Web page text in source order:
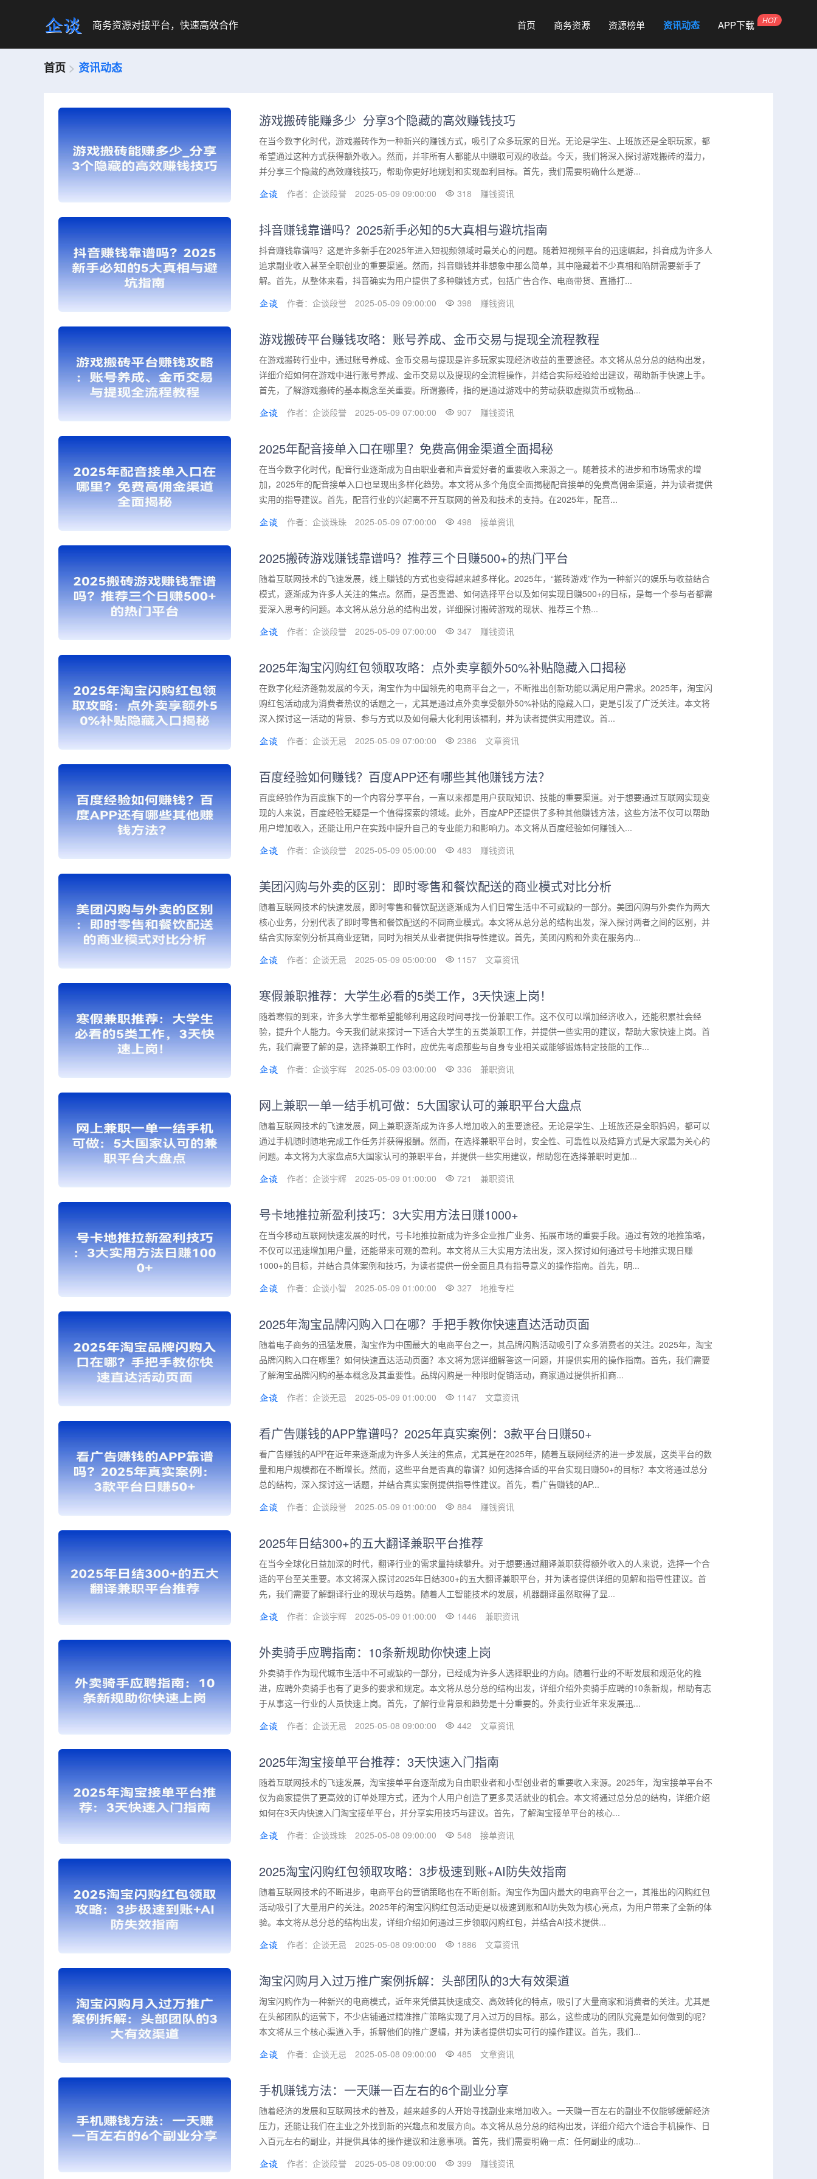
商务资源对接平台，快速高效合作 首页 商务资源 资源榜单 资讯动态 APP下载
首页 > 资讯动态
游戏搬砖能赚多少_分享3个隐藏的高效赚钱技巧
在当今数字化时代，游戏搬砖作为一种新兴的赚钱方式，吸引了众多玩家的目光。无论是学生、上班族还是全职玩家，都
希望通过这种方式获得额外收入。然而，并非所有人都能从中赚取可观的收益。今天，我们将深入探讨游戏搬砖的潜力，
并分享三个隐藏的高效赚钱技巧，帮助你更好地规划和实现盈利目标。首先，我们需要明确什么是游...
作者：企谈段誉
2025-05-09 09:00:00 318 赚钱资讯
抖音赚钱靠谱吗？2025新手必知的5大真相与避坑指南
抖音赚钱靠谱吗？这是许多新手在2025年进入短视频领域时最关心的问题。随着短视频平台的迅速崛起，抖音成为许多人
追求副业收入甚至全职创业的重要渠道。然而，抖音赚钱并非想象中那么简单，其中隐藏着不少真相和陷阱需要新手了
解。首先，从整体来看，抖音确实为用户提供了多种赚钱方式，包括广告合作、电商带货、直播打...
作者：企谈段誉
2025-05-09 09:00:00 398 赚钱资讯
游戏搬砖平台赚钱攻略：账号养成、金币交易与提现全流程教程
在游戏搬砖行业中，通过账号养成、金币交易与提现是许多玩家实现经济收益的重要途径。本文将从总分总的结构出发，
详细介绍如何在游戏中进行账号养成、金币交易以及提现的全流程操作，并结合实际经验给出建议，帮助新手快速上手。
首先，了解游戏搬砖的基本概念至关重要。所谓搬砖，指的是通过游戏中的劳动获取虚拟货币或物品...
作者：企谈段誉
2025-05-09 07:00:00 907 赚钱资讯
2025年配音接单入口在哪里？免费高佣金渠道全面揭秘
在当今数字化时代，配音行业逐渐成为自由职业者和声音爱好者的重要收入来源之一。随着技术的进步和市场需求的增
加，2025年的配音接单入口也呈现出多样化趋势。本文将从多个角度全面揭秘配音接单的免费高佣金渠道，并为读者提供
实用的指导建议。首先，配音行业的兴起离不开互联网的普及和技术的支持。在2025年，配音...
作者：企谈珠珠
2025-05-09 07:00:00 498 接单资讯
2025搬砖游戏赚钱靠谱吗？推荐三个日赚500+的热门平台
随着互联网技术的飞速发展，线上赚钱的方式也变得越来越多样化。2025年，“搬砖游戏”作为一种新兴的娱乐与收益结合
模式，逐渐成为许多人关注的焦点。然而，是否靠谱、如何选择平台以及如何实现日赚500+的目标，是每一个参与者都需
要深入思考的问题。本文将从总分总的结构出发，详细探讨搬砖游戏的现状、推荐三个热...
作者：企谈段誉
2025-05-09 07:00:00 347 赚钱资讯
2025年淘宝闪购红包领取攻略：点外卖享额外50%补贴隐藏入口揭秘
在数字化经济蓬勃发展的今天，淘宝作为中国领先的电商平台之一，不断推出创新功能以满足用户需求。2025年，淘宝闪
购红包活动成为消费者热议的话题之一，尤其是通过点外卖享受额外50%补贴的隐藏入口，更是引发了广泛关注。本文将
深入探讨这一活动的背景、参与方式以及如何最大化利用该福利，并为读者提供实用建议。首...
作者：企谈无忌
2025-05-09 07:00:00 2386 文章资讯
百度经验如何赚钱？百度APP还有哪些其他赚钱方法？
百度经验作为百度旗下的一个内容分享平台，一直以来都是用户获取知识、技能的重要渠道。对于想要通过互联网实现变
现的人来说，百度经验无疑是一个值得探索的领域。此外，百度APP还提供了多种其他赚钱方法，这些方法不仅可以帮助
用户增加收入，还能让用户在实践中提升自己的专业能力和影响力。本文将从百度经验如何赚钱入...
作者：企谈段誉
2025-05-09 05:00:00 483 赚钱资讯
美团闪购与外卖的区别：即时零售和餐饮配送的商业模式对比分析
随着互联网技术的快速发展，即时零售和餐饮配送逐渐成为人们日常生活中不可或缺的一部分。美团闪购与外卖作为两大
核心业务，分别代表了即时零售和餐饮配送的不同商业模式。本文将从总分总的结构出发，深入探讨两者之间的区别，并
结合实际案例分析其商业逻辑，同时为相关从业者提供指导性建议。首先，美团闪购和外卖在服务内...
作者：企谈无忌
2025-05-09 05:00:00 1157 文章资讯
寒假兼职推荐：大学生必看的5类工作，3天快速上岗！
随着寒假的到来，许多大学生都希望能够利用这段时间寻找一份兼职工作。这不仅可以增加经济收入，还能积累社会经
验，提升个人能力。今天我们就来探讨一下适合大学生的五类兼职工作，并提供一些实用的建议，帮助大家快速上岗。首
先，我们需要了解的是，选择兼职工作时，应优先考虑那些与自身专业相关或能够锻炼特定技能的工作...
作者：企谈宇辉
2025-05-09 03:00:00 336 兼职资讯
网上兼职一单一结手机可做：5大国家认可的兼职平台大盘点
随着互联网技术的飞速发展，网上兼职逐渐成为许多人增加收入的重要途径。无论是学生、上班族还是全职妈妈，都可以
通过手机随时随地完成工作任务并获得报酬。然而，在选择兼职平台时，安全性、可靠性以及结算方式是大家最为关心的
问题。本文将为大家盘点5大国家认可的兼职平台，并提供一些实用建议，帮助您在选择兼职时更加...
作者：企谈宇辉
2025-05-09 01:00:00 721 兼职资讯
号卡地推拉新盈利技巧：3大实用方法日赚1000+
在当今移动互联网快速发展的时代，号卡地推拉新成为许多企业推广业务、拓展市场的重要手段。通过有效的地推策略，
不仅可以迅速增加用户量，还能带来可观的盈利。本文将从三大实用方法出发，深入探讨如何通过号卡地推实现日赚
1000+的目标，并结合具体案例和技巧，为读者提供一份全面且具有指导意义的操作指南。首先，明...
作者：企谈小智
2025-05-09 01:00:00 327 地推专栏
2025年淘宝品牌闪购入口在哪？手把手教你快速直达活动页面
随着电子商务的迅猛发展，淘宝作为中国最大的电商平台之一，其品牌闪购活动吸引了众多消费者的关注。2025年，淘宝
品牌闪购入口在哪里？如何快速直达活动页面？本文将为您详细解答这一问题，并提供实用的操作指南。首先，我们需要
了解淘宝品牌闪购的基本概念及其重要性。品牌闪购是一种限时促销活动，商家通过提供折扣商...
作者：企谈无忌
2025-05-09 01:00:00 1147 文章资讯
看广告赚钱的APP靠谱吗？2025年真实案例：3款平台日赚50+
看广告赚钱的APP在近年来逐渐成为许多人关注的焦点，尤其是在2025年，随着互联网经济的进一步发展，这类平台的数
量和用户规模都在不断增长。然而，这些平台是否真的靠谱？如何选择合适的平台实现日赚50+的目标？本文将通过总分
总的结构，深入探讨这一话题，并结合真实案例提供指导性建议。首先，看广告赚钱的AP...
作者：企谈段誉
2025-05-09 01:00:00 884 赚钱资讯
2025年日结300+的五大翻译兼职平台推荐
在当今全球化日益加深的时代，翻译行业的需求量持续攀升。对于想要通过翻译兼职获得额外收入的人来说，选择一个合
适的平台至关重要。本文将深入探讨2025年日结300+的五大翻译兼职平台，并为读者提供详细的见解和指导性建议。首
先，我们需要了解翻译行业的现状与趋势。随着人工智能技术的发展，机器翻译虽然取得了显...
作者：企谈宇辉
2025-05-09 01:00:00 1446 兼职资讯
外卖骑手应聘指南：10条新规助你快速上岗
外卖骑手作为现代城市生活中不可或缺的一部分，已经成为许多人选择职业的方向。随着行业的不断发展和规范化的推
进，应聘外卖骑手也有了更多的要求和规定。本文将从总分总的结构出发，详细介绍外卖骑手应聘的10条新规，帮助有志
于从事这一行业的人员快速上岗。首先，了解行业背景和趋势是十分重要的。外卖行业近年来发展迅...
作者：企谈无忌
2025-05-08 09:00:00 442 文章资讯
2025年淘宝接单平台推荐：3天快速入门指南
随着互联网技术的飞速发展，淘宝接单平台逐渐成为自由职业者和小型创业者的重要收入来源。2025年，淘宝接单平台不
仅为商家提供了更高效的订单处理方式，还为个人用户创造了更多灵活就业的机会。本文将通过总分总的结构，详细介绍
如何在3天内快速入门淘宝接单平台，并分享实用技巧与建议。首先，了解淘宝接单平台的核心...
作者：企谈珠珠
2025-05-08 09:00:00 548 接单资讯
2025淘宝闪购红包领取攻略：3步极速到账+AI防失效指南
随着互联网技术的不断进步，电商平台的营销策略也在不断创新。淘宝作为国内最大的电商平台之一，其推出的闪购红包
活动吸引了大量用户的关注。2025年的淘宝闪购红包活动更是以极速到账和AI防失效为核心亮点，为用户带来了全新的体
验。本文将从总分总的结构出发，详细介绍如何通过三步领取闪购红包，并结合AI技术提供...
作者：企谈无忌
2025-05-08 09:00:00 1886 文章资讯
淘宝闪购月入过万推广案例拆解：头部团队的3大有效渠道
淘宝闪购作为一种新兴的电商模式，近年来凭借其快速成交、高效转化的特点，吸引了大量商家和消费者的关注。尤其是
在头部团队的运营下，不少店铺通过精准推广策略实现了月入过万的目标。那么，这些成功的团队究竟是如何做到的呢？
本文将从三个核心渠道入手，拆解他们的推广逻辑，并为读者提供切实可行的操作建议。首先，我们...
作者：企谈无忌
2025-05-08 09:00:00 485 文章资讯
手机赚钱方法：一天赚一百左右的6个副业分享
随着经济的发展和互联网技术的普及，越来越多的人开始寻找副业来增加收入。一天赚一百左右的副业不仅能够缓解经济
压力，还能让我们在主业之外找到新的兴趣点和发展方向。本文将从总分总的结构出发，详细介绍六个适合手机操作、日
入百元左右的副业，并提供具体的操作建议和注意事项。首先，我们需要明确一点：任何副业的成功...
作者：企谈段誉
2025-05-08 09:00:00 399 赚钱资讯